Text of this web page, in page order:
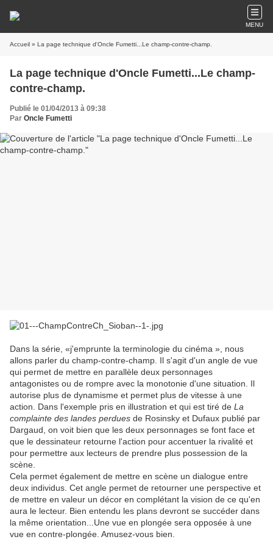
MENU
Accueil » La page technique d'Oncle Fumetti...Le champ-contre-champ.
La page technique d'Oncle Fumetti...Le champ-
contre-champ.
Publié le 01/04/2013 à 09:38
Par Oncle Fumetti
Dans la série, «j'emprunte la terminologie du cinéma », nous
allons parler du champ-contre-champ. Il s'agit d'un angle de vue
qui permet de mettre en parallèle deux personnages
antagonistes ou de rompre avec la monotonie d'une situation. Il
autorise plus de dynamisme et permet plus de vitesse à une
action. Dans l'exemple pris en illustration et qui est tiré de La
complainte des landes perdues de Rosinsky et Dufaux publié par
Dargaud, on voit bien que les deux personnages se font face et
que le dessinateur retourne l'action pour accentuer la rivalité et
pour permettre aux lecteurs de prendre plus possession de la
scène.
Cela permet également de mettre en scène un dialogue entre
deux individus. Cet angle permet de retourner une perspective et
de mettre en valeur un décor en complétant la vision de ce qu'en
aura le lecteur. Bien entendu les plans devront se succéder dans
la même orientation...Une vue en plongée sera opposée à une
vue en contre-plongée. Amusez-vous bien.